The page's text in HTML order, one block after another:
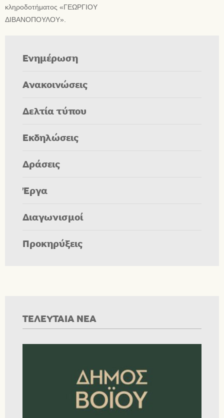
κληροδοτήματος «ΓΕΩΡΓΙΟΥ
ΔΙΒΑΝΟΠΟΥΛΟΥ».
Ενημέρωση
Ανακοινώσεις
Δελτία τύπου
Εκδηλώσεις
Δράσεις
Έργα
Διαγωνισμοί
Προκηρύξεις
ΤΕΛΕΥΤΑΙΑ ΝΕΑ